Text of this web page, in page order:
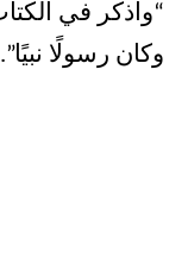
“واذكر في
وكان رسولًا نبيًا”.